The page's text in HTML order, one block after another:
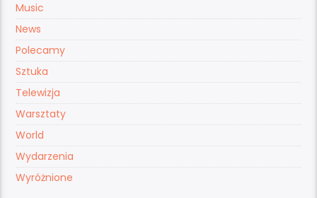
Music
News
Polecamy
Sztuka
Telewizja
Warsztaty
World
Wydarzenia
Wyróżnione